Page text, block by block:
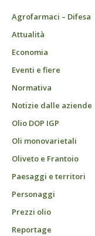
Agrofarmaci – Difesa
Attualità
Economia
Eventi e fiere
Normativa
Notizie dalle aziende
Olio DOP IGP
Oli monovarietali
Oliveto e Frantoio
Paesaggi e territori
Personaggi
Prezzi olio
Reportage